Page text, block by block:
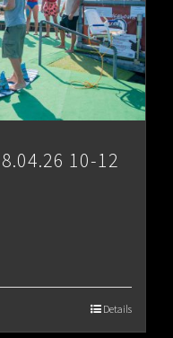
10-12
Details